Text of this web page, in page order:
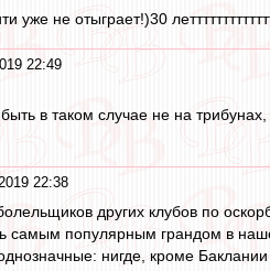
уже не отыграет!)30
22:49
в таком случае не на
22:38
других клубов по
самым популярным грандом в
нигде, кроме